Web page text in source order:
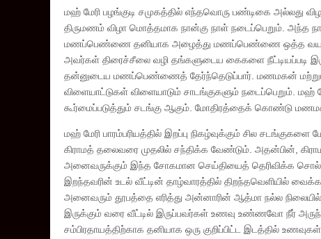
மஹ் மேரி பழங்குடி சமுகத்தில் எந்தவொரு பண்டிகை அல்லது
திருமணம் விழா மொத்தமாக நான்கு நாள் நடைப்பெறும். அந்த
மணப்பெண்ணை தனியாக அழைத்து மணப்பெண்ணை ஒத்த
அவர்கள் திரைச்சீலை வழி தங்களுடைய கைகளை நீட்டியப்படி
தன்னுடைய மணப்பெண்ணைத் தேர்ந்தெடுப்பார். மணமகன் மற்றும்
விளையாட்டுகள் விளையாடும் சாடங்குகளும் நடைப்பெறும். மஹ்
கூர்மைப்படுத்தும் சடங்கு ஆகும். மோதிரத்தைக் கொண்டு
மஹ் மேரி பாரம்பரியத்தில் இறப்பு நிகழ்வுக்கும் சில
கிராமத் தலைவரை முதலில் சந்திக்க வேண்டும். அதன்பின்,
அனைவருக்கும் இந்த சோகமான செய்தியைத் தெரிவிக்க
இறந்தவரின் உடல் வீட்டின் தாழ்வாரத்தில் திறந்தவெளியில்
அனைவரும் தூபத்தை எரித்து அன்னாரின் ஆத்மா நல்ல
இருக்கும் வரை வீட்டில் இருப்பவர்கள் உணவு உண்ணவோ நீர்
சம்பிரதாயத்திற்காக தனியாக ஒரு குறிப்பிட்ட இடத்தில்